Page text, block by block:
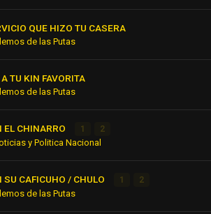
QUE HIZO TU CASERA
de las Putas
TU KIN FAVORITA
de las Putas
EL CHINARRO 1 2
y Politica Nacional
CAFICUHO / CHULO 1 2
de las Putas